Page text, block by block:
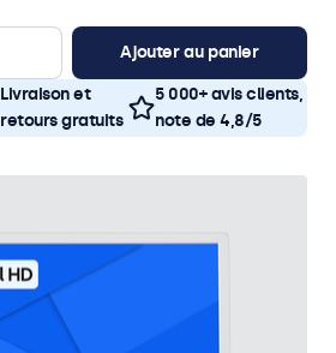
Ajouter au panier
Livraison et
retours gratuits
5 000+ avis clients,
note de 4,8/5